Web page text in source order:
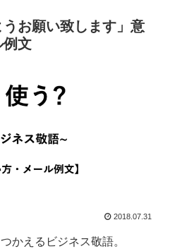
うお願い致します」意
例文
2018.07.31
かえるビジネス敬語。